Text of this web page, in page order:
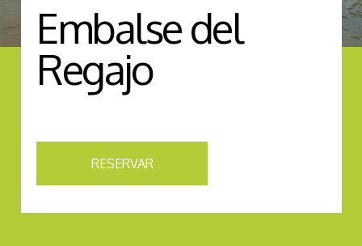
Embalse del
Regajo
RESERVAR